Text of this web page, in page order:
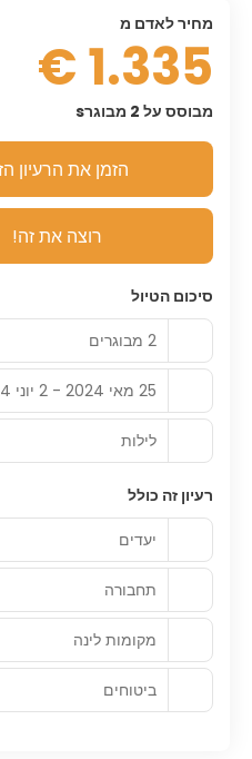
מחיר לאדם מ
1.335 €
מבוסס על 2 מבוגרs
הזמן את הרעיון
רוצה את זה!
סיכום הטיול
2 מבוגרים
25 מאי 2024 - 2 יוני 2024
לילות
רעיון זה כולל
יעדים
תחבורה
מקומות לינה
ביטוחים